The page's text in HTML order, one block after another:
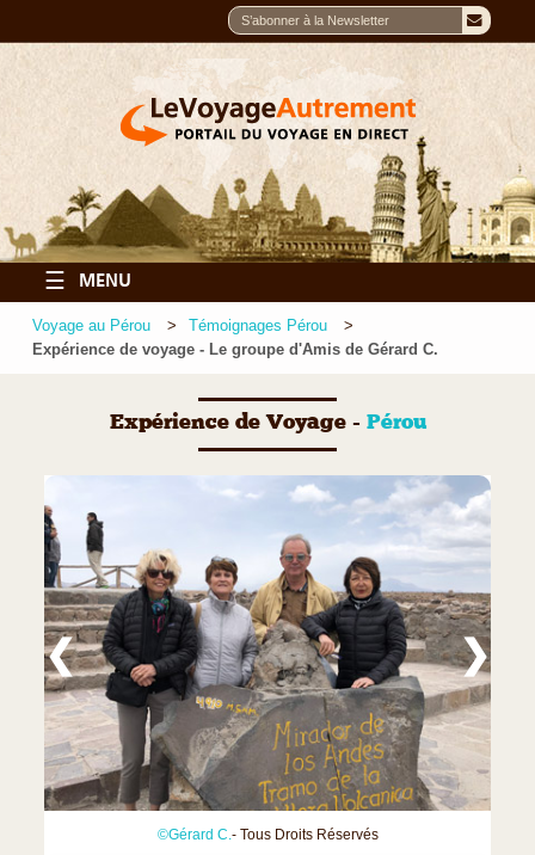
☰ MENU
Voyage au Pérou
Témoignages Pérou
Expérience de voyage - Le groupe d'Amis de Gérard C.
Expérience de Voyage - Pérou
©Gérard C. - Tous Droits Réservés
❮ ❯